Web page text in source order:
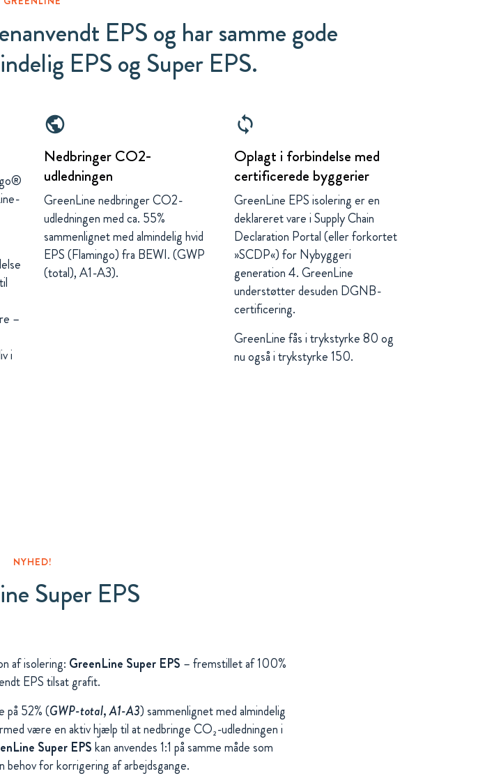
EPS og har samme gode
EPS og Super EPS.
–
i
public
Nedbringer CO2-
udledningen
GreenLine nedbringer CO2-
udledningen med ca. 55%
sammenlignet med almindelig hvid
EPS (Flamingo) fra BEWI. (GWP
(total), A1-A3).
loop
Oplagt i forbindelse med
certificerede byggerier
GreenLine EPS isolering er en
deklareret vare i Supply Chain
Declaration Portal (eller forkortet
»SCDP«) for Nybyggeri
generation 4. GreenLine
understøtter desuden DGNB-
certificering.
GreenLine fås i trykstyrke 80 og
nu også i trykstyrke 150.
NYHED!
Super EPS
af isolering: GreenLine Super EPS – fremstillet af 100%
EPS tilsat grafit.
på 52% (GWP-total, A1-A3) sammenlignet med almindelig
være en aktiv hjælp til at nedbringe CO₂-udledningen i
Super EPSkan anvendes 1:1 på samme måde som
behov for korrigering af arbejdsgange.